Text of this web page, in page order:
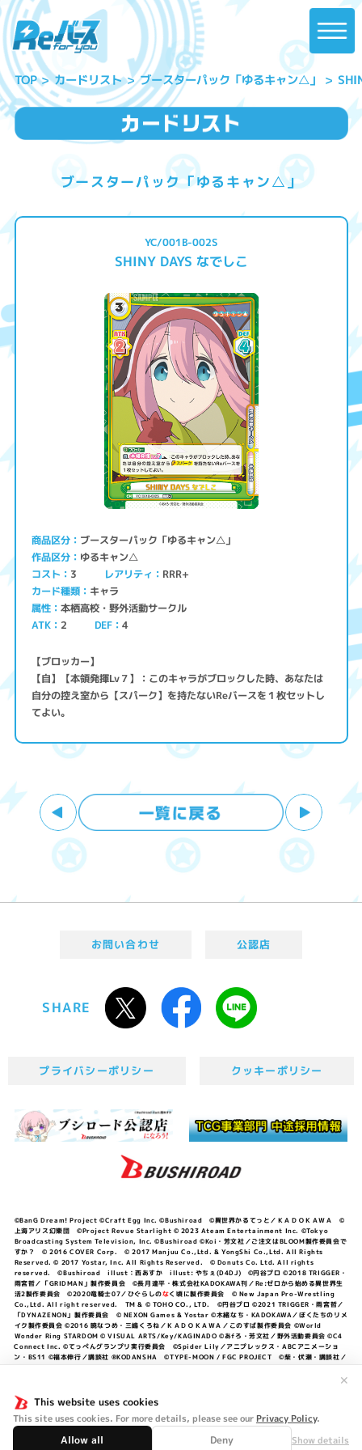
This website uses cookies
This site uses cookies. For more details, please see our Privacy Policy.
Allow all Deny Show details
✕
TOP カードリスト ブースターパック「ゆるキャン△」
ブースターパック「ゆるキャン△」
YC/001B-002S
SHINY DAYS なでしこ
商品区分 ブースターパック「ゆるキャン△」
作品区分 ゆるキャン△
コスト 3 レアリティ RRR+
カード種類 キャラ
属性 本栖高校・野外活動サークル
ATK 2 DEF 4
【ブロッカー】
【自】【本領発揮Lv７】：このキャラがブロックした時、あなたは
自分の控え室から【スパーク】を持たないReバースを１枚セットし
てよい。
お問い合わせ 公認店
SHARE
プライバシーポリシー クッキーポリシー
©BanG Dream! Project ©Craft Egg Inc. ©Bushiroad ©異世界かるてっと／ＫＡＤＯＫＡＷＡ ©
上海アリス幻樂団 ©Project Revue Starlight © 2023 Ateam Entertainment Inc. ©Tokyo
Broadcasting System Television, Inc. ©Bushiroad ©Koi・芳文社／ご注文はBLOOM製作委員会で
すか？ © 2016 COVER Corp. © 2017 Manjuu Co.,Ltd. & YongShi Co.,Ltd. All Rights
Reserved. © 2017 Yostar, Inc. All Rights Reserved. © Donuts Co. Ltd. All rights
reserved. ©Bushiroad illust：西あすか illust: やちぇ(D4DJ) ©円谷プロ ©2018 TRIGGER・
雨宮哲／「GRIDMAN」製作委員会 ©長月達平・株式会社KADOKAWA刊／Re:ゼロから始める異世界生
活2製作委員会 ©2020竜騎士07／ひぐらしのなく頃に製作委員会 © New Japan Pro-Wrestling
Co.,Ltd. All right reserved. TM & © TOHO CO., LTD. ©円谷プロ ©2021 TRIGGER・雨宮哲／
「DYNAZENON」製作委員会 © NEXON Games & Yostar ©木緒なち・KADOKAWA／ぼくたちのリメ
イク製作委員会 ©2016 暁なつめ・三嶋くろね／ＫＡＤＯＫＡＷＡ／このすば製作委員会 ©World
Wonder Ring STARDOM © VISUAL ARTS/Key/KAGINADO ©あfろ・芳文社／野外活動委員会 ©C4
Connect Inc. ©てっぺんグランプリ実行委員会 ©Spider Lily／アニプレックス・ABCアニメーショ
ン・BS11 ©福本伸行／講談社 ®KODANSHA ©TYPE-MOON / FGC PROJECT ©柴・伏瀬・講談社／
©中村力斗・野澤ゆき子／集英社・君のことが大大大大大好きな製作委員会 ©IIS-P／ぽんのみち製作委
員会 ©円谷プロ ©2023 TRIGGER・雨宮哲／「劇場版グリッドマンユニバース」製作委員会 © NEXON
Games／アビドス商店街 ©プロジェクトラブライブ！蓮ノ空女学院スクールアイドルクラブ ©「勇気爆
発バーンブレイバーン」製作委員会